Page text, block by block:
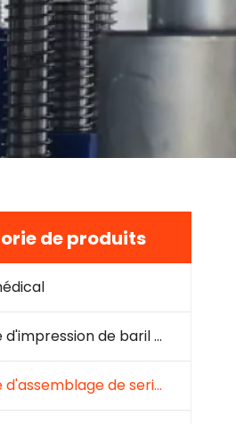
de produits
Machine d'impression de baril à seringue
Machine d'assemblage de seringue